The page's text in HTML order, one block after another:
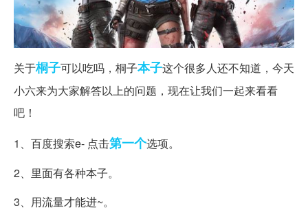
关于桐子可以吃吗，桐子本子这个很多人还不知道，今天
小六来为大家解答以上的问题，现在让我们一起来看看
吧！
1、百度搜索e- 点击第一个选项。
2、里面有各种本子。
3、用流量才能进~。